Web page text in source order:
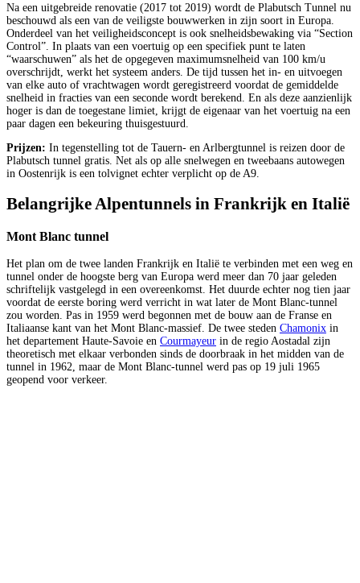
Na een uitgebreide renovatie (2017 tot 2019) wordt de Plabutsch Tunnel nu
beschouwd als een van de veiligste bouwwerken in zijn soort in Europa.
Onderdeel van het veiligheidsconcept is ook snelheidsbewaking via “Section
Control”. In plaats van een voertuig op een specifiek punt te laten
“waarschuwen” als het de opgegeven maximumsnelheid van 100 km/u
overschrijdt, werkt het systeem anders. De tijd tussen het in- en uitvoegen
van elke auto of vrachtwagen wordt geregistreerd voordat de gemiddelde
snelheid in fracties van een seconde wordt berekend. En als deze aanzienlijk
hoger is dan de toegestane limiet, krijgt de eigenaar van het voertuig na een
paar dagen een bekeuring thuisgestuurd.
Prijzen: In tegenstelling tot de Tauern- en Arlbergtunnel is reizen door de
Plabutsch tunnel gratis. Net als op alle snelwegen en tweebaans autowegen
in Oostenrijk is een tolvignet echter verplicht op de A9.
Belangrijke Alpentunnels in Frankrijk en Italië
Mont Blanc tunnel
Het plan om de twee landen Frankrijk en Italië te verbinden met een weg en
tunnel onder de hoogste berg van Europa werd meer dan 70 jaar geleden
schriftelijk vastgelegd in een overeenkomst. Het duurde echter nog tien jaar
voordat de eerste boring werd verricht in wat later de Mont Blanc-tunnel
zou worden. Pas in 1959 werd begonnen met de bouw aan de Franse en
Italiaanse kant van het Mont Blanc-massief. De twee steden Chamonix in
het departement Haute-Savoie en Courmayeur in de regio Aostadal zijn
theoretisch met elkaar verbonden sinds de doorbraak in het midden van de
tunnel in 1962, maar de Mont Blanc-tunnel werd pas op 19 juli 1965
geopend voor verkeer.